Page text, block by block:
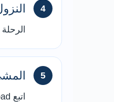
اتبع Station Road باتجاه High Street وساحة السوق، وتحتاج عادةً إلى نحو خمس أو عشر دقائق.